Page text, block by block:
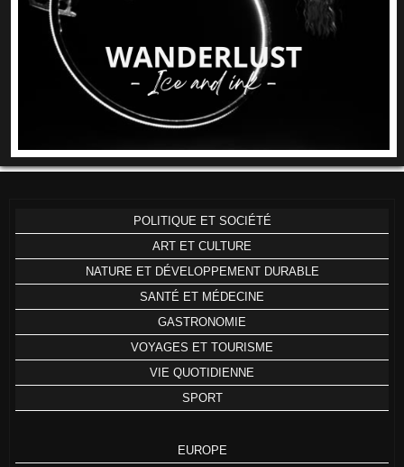
POLITIQUE ET SOCIÉTÉ
ART ET CULTURE
NATURE ET DÉVELOPPEMENT DURABLE
SANTÉ ET MÉDECINE
GASTRONOMIE
VOYAGES ET TOURISME
VIE QUOTIDIENNE
SPORT
EUROPE